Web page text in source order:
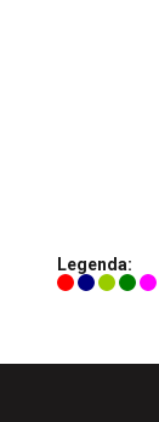
Legenda: